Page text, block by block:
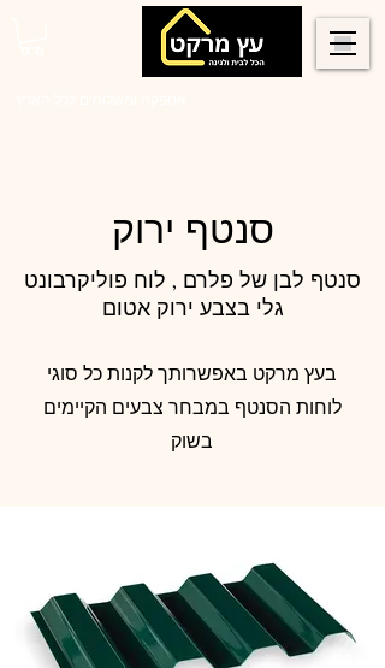
סנטף ירוק
סנטף לבן של פלרם , לוח פוליקרבונט
גלי בצבע ירוק אטום
בעץ מרקט באפשרותך לקנות כל סוגי
לוחות הסנטף במבחר צבעים הקיימים
בשוק